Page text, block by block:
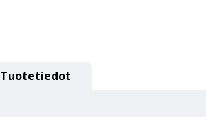
Tuotetiedot